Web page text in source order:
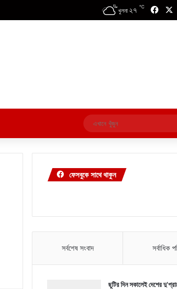
খুলনা ২৭ ℃
ফেসবুকে সাথে থাকুন
সর্বশেষ সংবাদ সর্বাধিক
ছুটির দিন সকালেই দেশের